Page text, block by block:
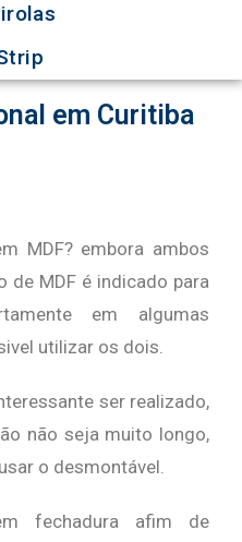
em Curitiba
MDF? embora ambos
de MDF é indicado para
em algumas
utilizar os dois.
ser realizado,
não seja muito longo,
o desmontável.
fechadura afim de